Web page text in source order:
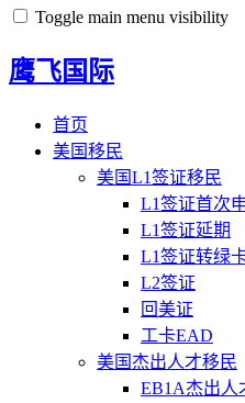
Toggle main menu visibility
鹰飞国际
首页
美国移民
美国L1签证移民
L1签证首次
L1签证延期
L1签证转绿
L2签证
回美证
工卡EAD
美国杰出人才移民
EB1A杰出人